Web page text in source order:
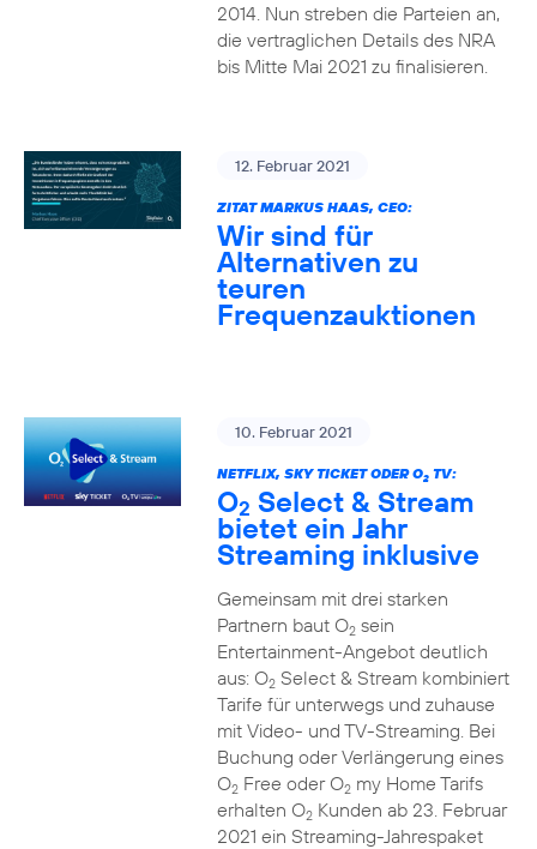
2014. Nun streben die Parteien an,
die vertraglichen Details des NRA
bis Mitte Mai 2021 zu finalisieren.
12. Februar 2021
ZITAT MARKUS HAAS, CEO:
Wir sind für
Alternativen zu
teuren
Frequenzauktionen
10. Februar 2021
NETFLIX, SKY TICKET ODER O2TV:
O2 Select & Stream
bietet ein Jahr
Streaming inklusive
Gemeinsam mit drei starken
Partnern baut O2sein
Entertainment-Angebot deutlich
aus: O2Select & Stream kombiniert
Tarife für unterwegs und zuhause
mit Video- und TV-Streaming. Bei
Buchung oder Verlängerung eines
O2Free oder O2my Home Tarifs
erhalten O2Kunden ab 23. Februar
2021 ein Streaming-Jahrespaket